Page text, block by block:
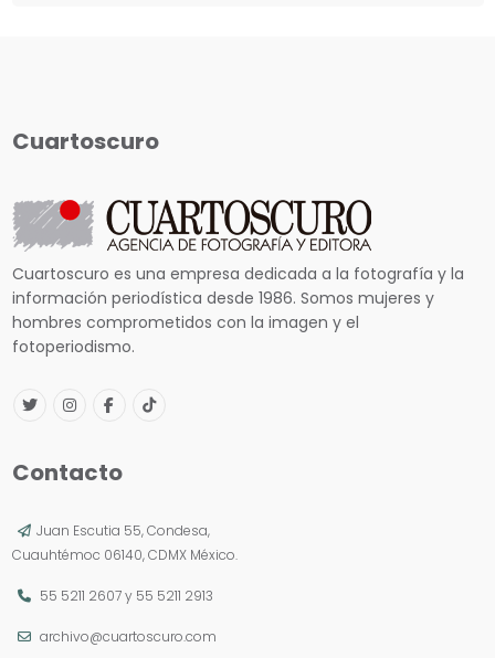
Cuartoscuro
Cuartoscuro es una empresa dedicada a la fotografía y la
información periodística desde 1986. Somos mujeres y
hombres comprometidos con la imagen y el
fotoperiodismo.
Contacto
Juan Escutia 55, Condesa,
Cuauhtémoc 06140, CDMX México.
55 5211 2607y 55 5211 2913
archivo@cuartoscuro.com